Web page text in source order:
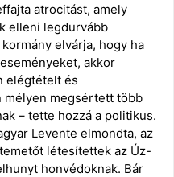
atrocitást, amely
elleni legdurvább
elvárja, hogy ha
akkor
elégtételt és
mélyen megsértett több
– tette hozzá a politikus.
Levente elmondta, az
létesítettek az Úz-
honvédoknak. Bár